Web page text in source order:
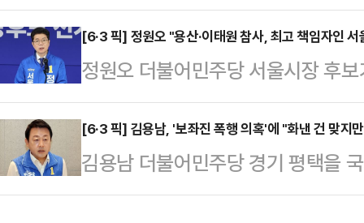
어 전통…
민적 분노와 개발 비리의 상징으로
에 적용할 수 있다는 취지의 발언
주장했다.이어 “논란이 확산되자
있지만, 최초…
대통령이 직접 나서서 문제를 해결
19일 삼성전자 평택캠퍼스 입구에
에 돌입한 양향자 경기지사 후보를
장은 정부·여당이 강행 처리한 '노
기의 원인으로 봤다. 그는 "더불어
켜 놓고 아무런 노력도 하지 않은
얘기만 하고 있다"고 비판…
[6·3 픽] 정원오 "용산·이태원 참사, 최고 책임자인
정원오 더불어민주당 서울시장 후
등 참사를 두고 "최고 책임자인 서
보는 19일 서울 중구 선거캠프에서
시장 선거는 오세훈 시장의 그간의
하는 선거가 돼야 한다"며 이같이
[6·3 픽] 김용남, '보좌진 폭행 의혹'에 "화낸 건 맞지
김용남 더불어민주당 경기 평택을
절 보좌진 폭행 의혹이 제기된 데